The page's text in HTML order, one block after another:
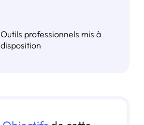
Outils professionnels mis à
disposition